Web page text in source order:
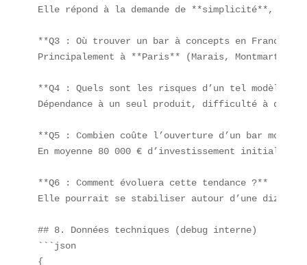
Elle répond à la demande de **simplicité**, de
**Q3 : Où trouver un bar à concepts en France
Principalement à **Paris** (Marais,
**Q4 : Quels sont les risques d’un tel modèle
Dépendance à un seul produit, difficulté à
**Q5 : Combien coûte l’ouverture d’un bar
En moyenne 80 000 € d’investissement initial
**Q6 : Comment évoluera cette tendance ?**
Elle pourrait se stabiliser autour d’une dizaine
## 8. Données techniques (debug interne)
```json
{